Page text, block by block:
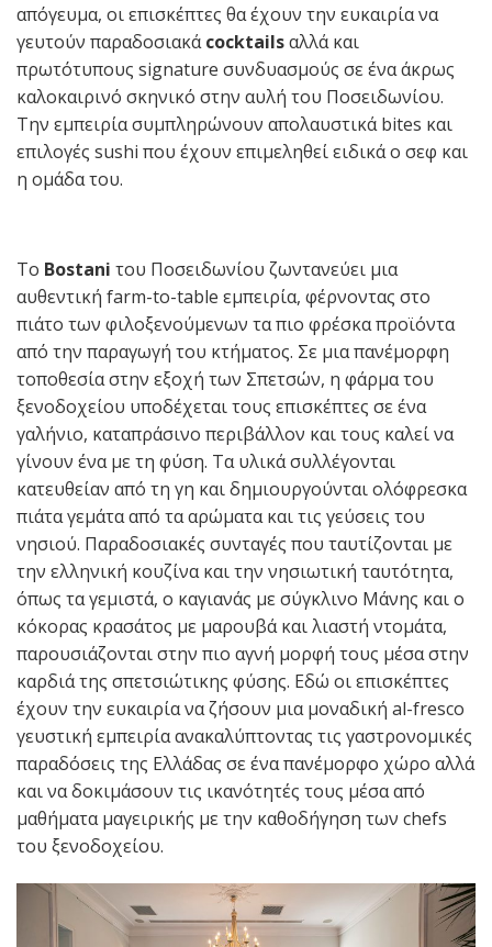
απόγευμα, οι επισκέπτες θα έχουν την ευκαιρία να
γευτούν παραδοσιακάcocktailsαλλά και
πρωτότυπους signature συνδυασμούς σε ένα άκρως
καλοκαιρινό σκηνικό στην αυλή του Ποσειδωνίου.
Την εμπειρία συμπληρώνουν απολαυστικά bites και
επιλογές sushi που έχουν επιμεληθεί ειδικά ο σεφ και
η ομάδα του.
Το Bostani του Ποσειδωνίου ζωντανεύει μια
αυθεντική farm-to-table εμπειρία, φέρνοντας στο
πιάτο των φιλοξενούμενων τα πιο φρέσκα προϊόντα
από την παραγωγή του κτήματος. Σε μια πανέμορφη
τοποθεσία στην εξοχή των Σπετσών, η φάρμα του
ξενοδοχείου υποδέχεται τους επισκέπτες σε ένα
γαλήνιο, καταπράσινο περιβάλλον και τους καλεί να
γίνουν ένα με τη φύση. Τα υλικά συλλέγονται
κατευθείαν από τη γη και δημιουργούνται ολόφρεσκα
πιάτα γεμάτα από τα αρώματα και τις γεύσεις του
νησιού. Παραδοσιακές συνταγές που ταυτίζονται με
την ελληνική κουζίνα και την νησιωτική ταυτότητα,
όπως τα γεμιστά, ο καγιανάς με σύγκλινο Μάνης και ο
κόκορας κρασάτος με μαρουβά και λιαστή ντομάτα,
παρουσιάζονται στην πιο αγνή μορφή τους μέσα στην
καρδιά της σπετσιώτικης φύσης. Εδώ οι επισκέπτες
έχουν την ευκαιρία να ζήσουν μια μοναδική al-fresco
γευστική εμπειρία ανακαλύπτοντας τις γαστρονομικές
παραδόσεις της Ελλάδας σε ένα πανέμορφο χώρο αλλά
και να δοκιμάσουν τις ικανότητές τους μέσα από
μαθήματα μαγειρικής με την καθοδήγηση των chefs
του ξενοδοχείου.